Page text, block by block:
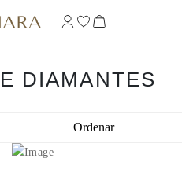
DIAMANTES
Ordenar